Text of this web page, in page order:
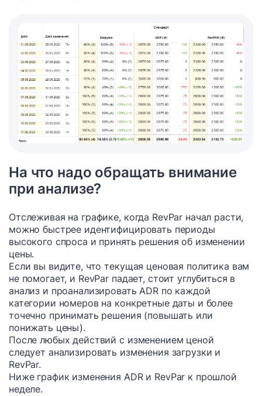
На что надо обращать внимание
при анализе?
Отслеживая на графике, когда RevPar начал расти,
можно быстрее идентифицировать периоды
высокого спроса и принять решения об изменении
цены.
Если вы видите, что текущая ценовая политика вам
не помогает, и RevPar падает, стоит углубиться в
анализ и проанализировать ADR по каждой
категории номеров на конкретные даты и более
точечно принимать решения (повышать или
понижать цены).
После любых действий с изменением ценой
следует анализировать изменения загрузки и
RevPar.
Ниже график изменения ADR и RevPar к прошлой
неделе.